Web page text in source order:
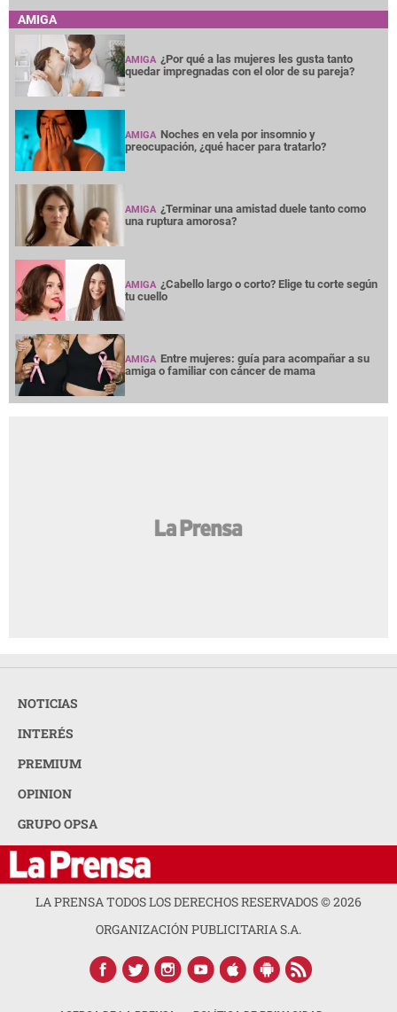
AMIGA
AMIGA ¿Por qué a las mujeres les gusta tanto
quedar impregnadas con el olor de su pareja?
AMIGA Noches en vela por insomnio y
preocupación, ¿qué hacer para tratarlo?
AMIGA ¿Terminar una amistad duele tanto como
una ruptura amorosa?
AMIGA ¿Cabello largo o corto? Elige tu corte según
tu cuello
AMIGA Entre mujeres: guía para acompañar a su
amiga o familiar con cáncer de mama
NOTICIAS
INTERÉS
PREMIUM
OPINION
GRUPO OPSA
LA PRENSA TODOS LOS DERECHOS RESERVADOS ©2026
ORGANIZACIÓN PUBLICITARIA S.A.